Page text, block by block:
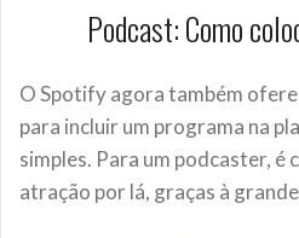
Podcast: Como
O Spotify agora também
para incluir um programa na
simples. Para um podcaster, é
atração por lá, graças à